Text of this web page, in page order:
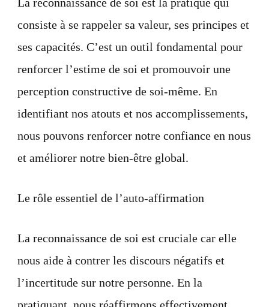
soi
la
consiste à se rappeler sa valeur, ses principes et
ses capacités. C’est un outil fondamental pour
renforcer l’estime de soi et promouvoir une
perception constructive de soi-même. En
identifiant nos atouts et nos accomplissements,
nous pouvons renforcer notre confiance en nous
et améliorer notre bien-être global.
Le rôle essentiel de l’auto-affirmation
La reconnaissance de soi est cruciale car elle
nous aide à contrer les discours négatifs et
l’incertitude sur notre personne. En la